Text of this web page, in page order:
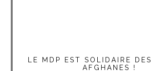
LE MDP EST SOLIDAIRE
AFGHANES !